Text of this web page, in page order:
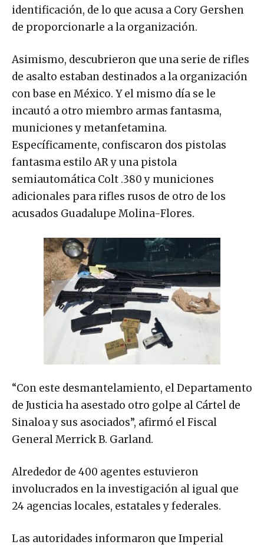
identificación, de lo que acusa a Cory Gershen
de proporcionarle a la organización.
Asimismo, descubrieron que una serie de rifles
de asalto estaban destinados a la organización
con base en México. Y el mismo día se le
incautó a otro miembro armas fantasma,
municiones y metanfetamina.
Específicamente, confiscaron dos pistolas
fantasma estilo AR y una pistola
semiautomática Colt .380 y municiones
adicionales para rifles rusos de otro de los
acusados Guadalupe Molina-Flores.
“Con este desmantelamiento, el Departamento
de Justicia ha asestado otro golpe al Cártel de
Sinaloa y sus asociados”, afirmó el Fiscal
General Merrick B. Garland.
Alrededor de 400 agentes estuvieron
involucrados en la investigación al igual que
24 agencias locales, estatales y federales.
Las autoridades informaron que Imperial